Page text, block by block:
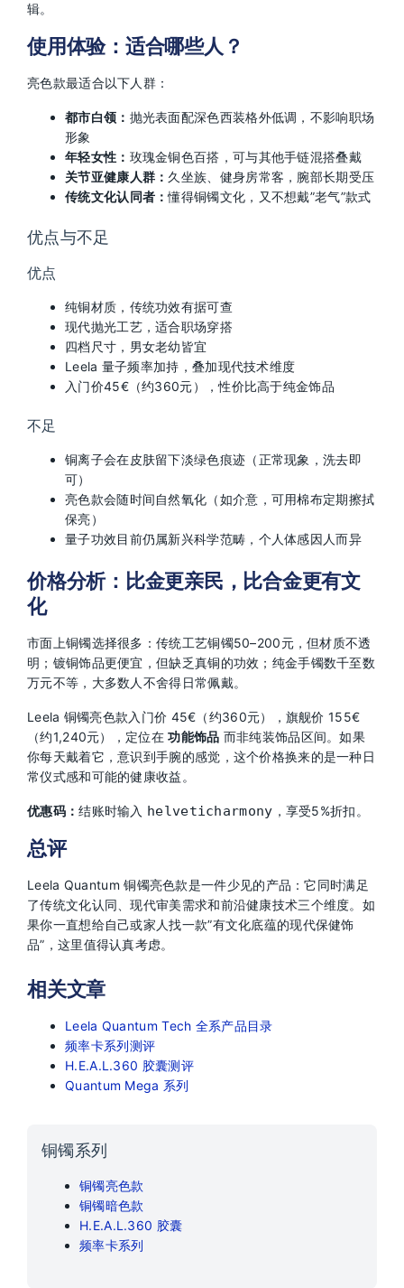
辑。
使用体验：适合哪些人？
亮色款最适合以下人群：
都市白领： 抛光表面配深色西装格外低调，不影响职场
形象
年轻女性： 玫瑰金铜色百搭，可与其他手链混搭叠戴
关节亚健康人群： 久坐族、健身房常客，腕部长期受压
传统文化认同者：懂得铜镯文化，又不想戴”老气”款式
优点与不足
优点
纯铜材质，传统功效有据可查
现代抛光工艺，适合职场穿搭
四档尺寸，男女老幼皆宜
Leela 量子频率加持，叠加现代技术维度
入门价45€（约360元），性价比高于纯金饰品
不足
铜离子会在皮肤留下淡绿色痕迹（正常现象，洗去即
可）
亮色款会随时间自然氧化（如介意，可用棉布定期擦拭
保亮）
量子功效目前仍属新兴科学范畴，个人体感因人而异
价格分析：比金更亲民，比合金更有文
化
市面上铜镯选择很多：传统工艺铜镯50–200元，但材质不透
明；镀铜饰品更便宜，但缺乏真铜的功效；纯金手镯数千至数
万元不等，大多数人不舍得日常佩戴。
Leela 铜镯亮色款入门价 45€（约360元），旗舰价 155€
（约1,240元），定位在功能饰品 而非纯装饰品区间。如果
你每天戴着它，意识到手腕的感觉，这个价格换来的是一种日
常仪式感和可能的健康收益。
优惠码：结账时输入 helveticharmony ，享受5%折扣。
总评
Leela Quantum 铜镯亮色款是一件少见的产品：它同时满足
了传统文化认同、现代审美需求和前沿健康技术三个维度。如
果你一直想给自己或家人找一款”有文化底蕴的现代保健饰
品”，这里值得认真考虑。
相关文章
Leela Quantum Tech 全系产品目录
频率卡系列测评
H.E.A.L.360 胶囊测评
Quantum Mega 系列
铜镯系列
铜镯亮色款
铜镯暗色款
H.E.A.L.360 胶囊
频率卡系列